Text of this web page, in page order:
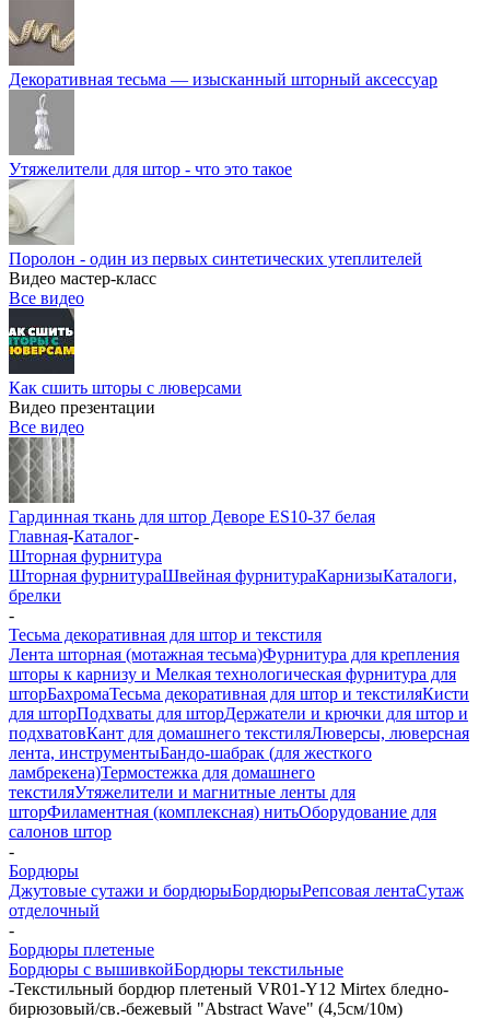
Декоративная тесьма — изысканный шторный аксессуар
Утяжелители для штор - что это такое
Поролон - один из первых синтетических утеплителей
Видео мастер-класс
Все видео
Как сшить шторы с люверсами
Видео презентации
Все видео
Гардинная ткань для штор Деворе ES10-37 белая
Главная-Каталог-
Шторная фурнитура
Шторная фурнитураШвейная фурнитураКарнизыКаталоги,
брелки
-
Тесьма декоративная для штор и текстиля
Лента шторная (мотажная тесьма)Фурнитура для крепления
шторы к карнизу и Мелкая технологическая фурнитура для
шторБахромаТесьма декоративная для штор и текстиляКисти
для шторПодхваты для шторДержатели и крючки для штор и
подхватовКант для домашнего текстиляЛюверсы, люверсная
лента, инструментыБандо-шабрак (для жесткого
ламбрекена)Термостежка для домашнего
текстиляУтяжелители и магнитные ленты для
шторФиламентная (комплексная) нитьОборудование для
салонов штор
-
Бордюры
Джутовые сутажи и бордюрыБордюрыРепсовая лентаСутаж
отделочный
-
Бордюры плетеные
Бордюры с вышивкойБордюры текстильные
-Текстильный бордюр плетеный VR01-Y12 Mirtex бледно-
бирюзовый/св.-бежевый "Abstract Wave" (4,5см/10м)